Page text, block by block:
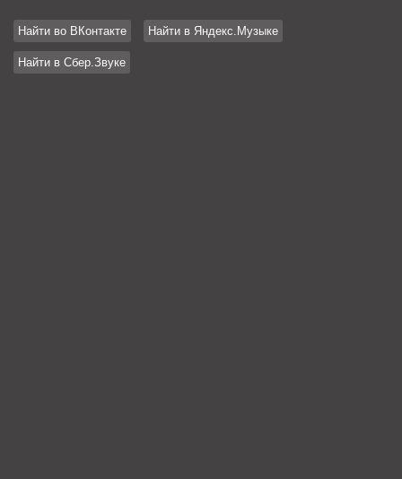
Найти во ВКонтакте Найти в Яндекс.Музыке
Найти в Сбер.Звуке